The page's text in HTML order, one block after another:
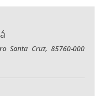
Santa Cruz, 85760-000